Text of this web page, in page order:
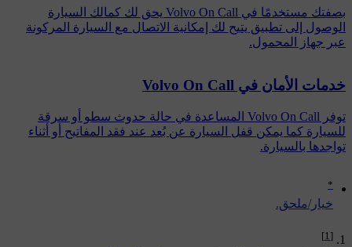
*
‏خيار/ملحق.
[1]
بصفتك مستخدمًا في Volvo On Call يحق لك كمالك السيارة
الوصول إلى تطبيق يتيح لك إمكانية الاتصال مع السيارة المركونة
عبر جهاز المحمول.
خدمات الأمان في Volvo On Call
توفر Volvo On Call المساعدة في حالة حدوث سطو أو سرقة
للسيارة كما يمكن قفل السيارة عن بُعد عند فقد المفاتيح أو أثناء
تواجدها بالسيارة.